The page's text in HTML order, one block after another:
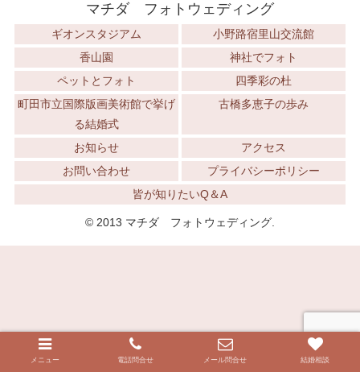
マチダ フォトウェディング
ギオンスタジアム
小野路宿里山交流館
香山園
神社でフォト
ペットとフォト
四季彩の杜
町田市立国際版画美術館で挙げ
る結婚式
古橋多恵子の歩み
お知らせ
アクセス
お問い合わせ
プライバシーポリシー
皆が知りたいQ＆A
© 2013 マチダ フォトウェディング.
メニュー 電話問合せ メール問合せ 結婚相談